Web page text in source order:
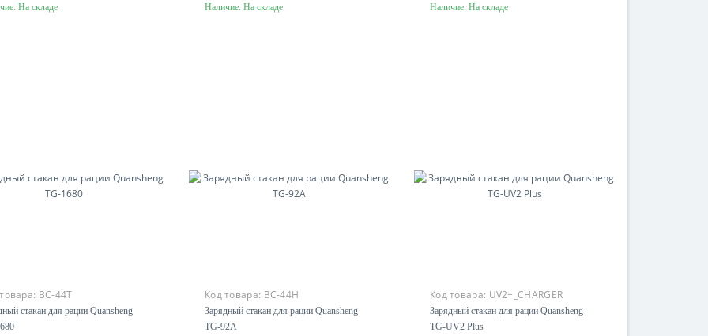
В корзину
На складе В корзину
Наличие: На складе В корзину
Наличие: На складе
BC-44T
стакан для рации Quansheng
Код товара: BC-44H
Зарядный стакан для рации Quansheng
TG-92A
Код товара: UV2+_CHARGER
Зарядный стакан для рации Quansheng
TG-UV2 Plus